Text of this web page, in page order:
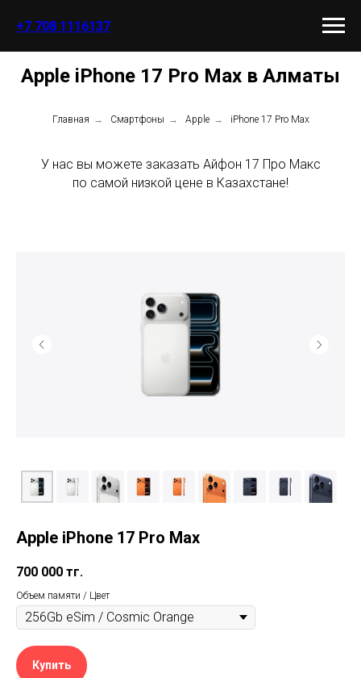
+7 708 1116137
Apple iPhone 17 Pro Max в Алматы
Главная → Смартфоны → Apple → iPhone 17 Pro Max
У нас вы можете заказать Айфон 17 Про Макс
по самой низкой цене в Казахстане!
Apple iPhone 17 Pro Max
700 000 тг.
Объем памяти / Цвет
Купить